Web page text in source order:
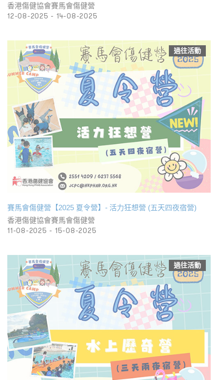
香港傷健協會賽馬會傷健營
12-08-2025 - 14-08-2025
過往活動
賽馬會傷健營【2025 夏令營】- 活力狂想營 (五天四夜宿營)
香港傷健協會賽馬會傷健營
11-08-2025 - 15-08-2025
過往活動